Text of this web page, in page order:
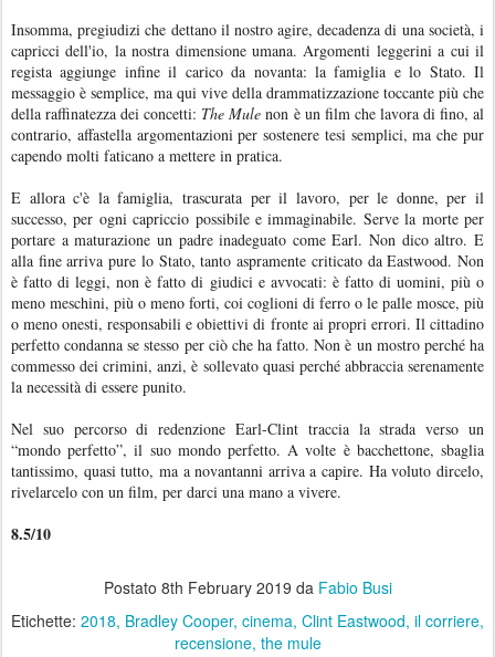
Insomma, pregiudizi che dettano il nostro agire, decadenza di una società, i
capricci dell'io, la nostra dimensione umana. Argomenti leggerini a cui il
regista aggiunge infine il carico da novanta: la famiglia e lo Stato. Il
messaggio è semplice, ma qui vive della drammatizzazione toccante più che
della raffinatezza dei concetti: The Mule non è un film che lavora di fino, al
contrario, affastella argomentazioni per sostenere tesi semplici, ma che pur
capendo molti faticano a mettere in pratica.
E allora c'è la famiglia, trascurata per il lavoro, per le donne, per il
successo, per ogni capriccio possibile e immaginabile. Serve la morte per
portare a maturazione un padre inadeguato come Earl. Non dico altro. E
alla fine arriva pure lo Stato, tanto aspramente criticato da Eastwood. Non
è fatto di leggi, non è fatto di giudici e avvocati: è fatto di uomini, più o
meno meschini, più o meno forti, coi coglioni di ferro o le palle mosce, più
o meno onesti, responsabili e obiettivi di fronte ai propri errori. Il cittadino
perfetto condanna se stesso per ciò che ha fatto. Non è un mostro perché ha
commesso dei crimini, anzi, è sollevato quasi perché abbraccia serenamente
la necessità di essere punito.
Nel suo percorso di redenzione Earl-Clint traccia la strada verso un
“mondo perfetto”, il suo mondo perfetto. A volte è bacchettone, sbaglia
tantissimo, quasi tutto, ma a novantanni arriva a capire. Ha voluto dircelo,
rivelarcelo con un film, per darci una mano a vivere.
8.5/10
Postato 8th February 2019 da Fabio Busi
Etichette: 2018 Bradley Cooper cinema Clint Eastwood il corriere
recensione the mule